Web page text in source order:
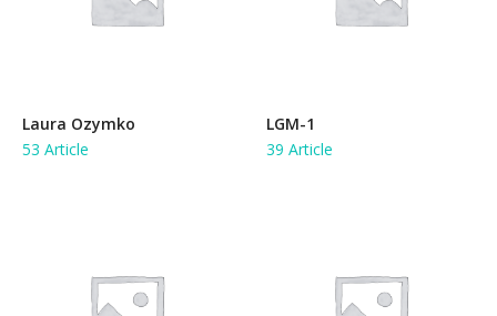
Laura Ozymko
53 Article
LGM-1
39 Article